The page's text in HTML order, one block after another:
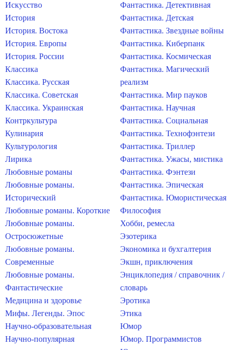
Искусство
История
История. Востока
История. Европы
История. России
Классика
Классика. Русская
Классика. Советская
Классика. Украинская
Контркультура
Кулинария
Культурология
Лирика
Любовные романы
Любовные романы.
Исторический
Любовные романы. Короткие
Любовные романы.
Остросюжетные
Любовные романы.
Современные
Любовные романы.
Фантастические
Медицина и здоровье
Мифы. Легенды. Эпос
Научно-образовательная
Научно-популярная
Фантастика. Детективная
Фантастика. Детская
Фантастика. Звездные войны
Фантастика. Киберпанк
Фантастика. Космическая
Фантастика. Магический
реализм
Фантастика. Мир пауков
Фантастика. Научная
Фантастика. Социальная
Фантастика. Технофэнтези
Фантастика. Триллер
Фантастика. Ужасы, мистика
Фантастика. Фэнтези
Фантастика. Эпическая
Фантастика. Юмористическая
Философия
Хобби, ремесла
Эзотерика
Экономика и бухгалтерия
Экшн, приключения
Энциклопедия / справочник /
словарь
Эротика
Этика
Юмор
Юмор. Программистов